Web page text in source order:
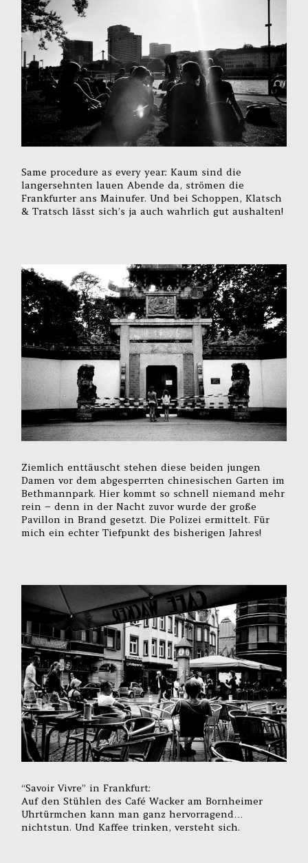
Same procedure as every year: Kaum sind die
langersehnten lauen Abende da, strömen die
Frankfurter ans Mainufer. Und bei Schoppen, Klatsch
& Tratsch lässt sich’s ja auch wahrlich gut aushalten!
Ziemlich enttäuscht stehen diese beiden jungen
Damen vor dem abgesperrten chinesischen Garten im
Bethmannpark. Hier kommt so schnell niemand mehr
rein – denn in der Nacht zuvor wurde der große
Pavillon in Brand gesetzt. Die Polizei ermittelt. Für
mich ein echter Tiefpunkt des bisherigen Jahres!
“Savoir Vivre” in Frankfurt:
Auf den Stühlen des Café Wacker am Bornheimer
Uhrtürmchen kann man ganz hervorragend…
nichtstun. Und Kaffee trinken, versteht sich.